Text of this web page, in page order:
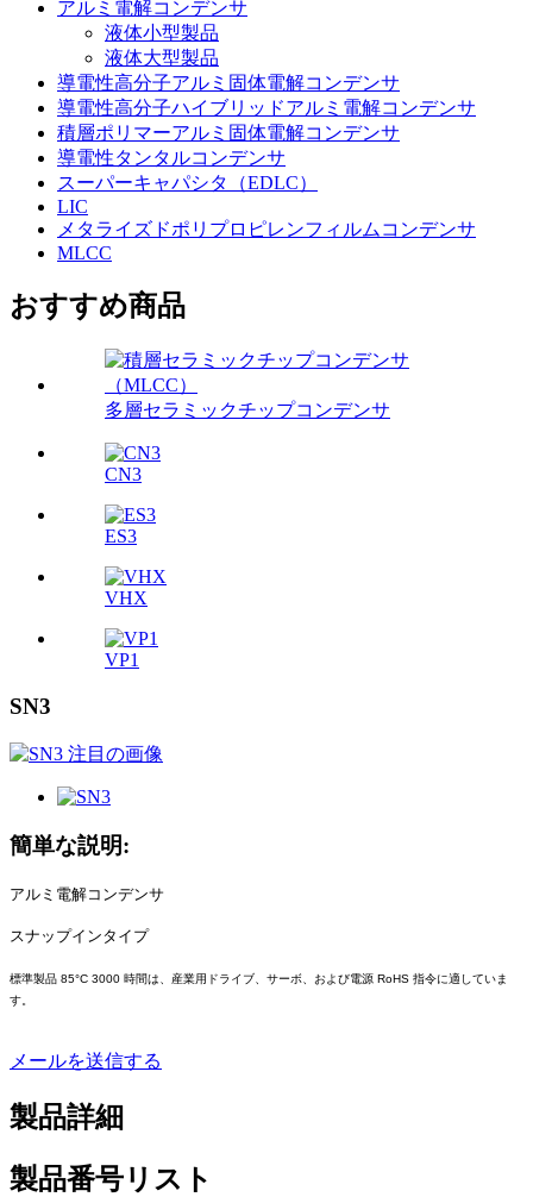
アルミ電解コンデンサ
液体小型製品
液体大型製品
導電性高分子アルミ固体電解コンデンサ
導電性高分子ハイブリッドアルミ電解コンデンサ
積層ポリマーアルミ固体電解コンデンサ
導電性タンタルコンデンサ
スーパーキャパシタ（EDLC）
LIC
メタライズドポリプロピレンフィルムコンデンサ
MLCC
おすすめ商品
多層セラミックチップコンデンサ
CN3
ES3
VHX
VP1
SN3
簡単な説明:
アルミ電解コンデンサ
スナップインタイプ
標準製品 85°C 3000 時間は、産業用ドライブ、サーボ、および電源 RoHS 指令に適していま
す。
メールを送信する
製品詳細
製品番号リスト